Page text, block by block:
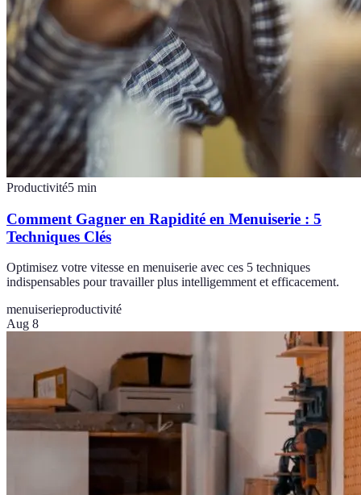
Productivité5 min
Comment Gagner en Rapidité en Menuiserie : 5
Techniques Clés
Optimisez votre vitesse en menuiserie avec ces 5 techniques
indispensables pour travailler plus intelligemment et efficacement.
menuiserieproductivité
Aug 8